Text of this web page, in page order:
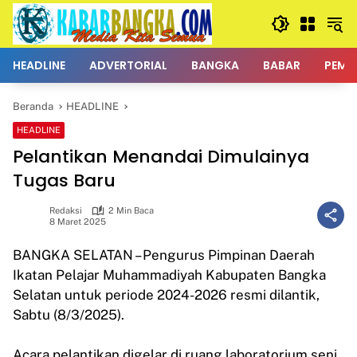
Langsung
konten
HEADLINE ADVERTORIAL BANGKA BABAR
Beranda HEADLINE
HEADLINE
Pelantikan Menandai Dimulainya
Tugas Baru
Redaksi
2 Min Baca
8 Maret 2025
BANGKA SELATAN – Pengurus Pimpinan Daerah
Ikatan Pelajar Muhammadiyah Kabupaten Bangka
Selatan untuk periode 2024-2026 resmi dilantik,
Sabtu (8/3/2025).